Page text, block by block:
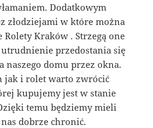
Dodatkowym
złodziejami w które można
Rolety Kraków . Strzegą one
przedostania się
naszego domu przez okna.
jak i rolet warto zwrócić
kupujemy jest w stanie
temu będziemy mieli
dobrze chronić.